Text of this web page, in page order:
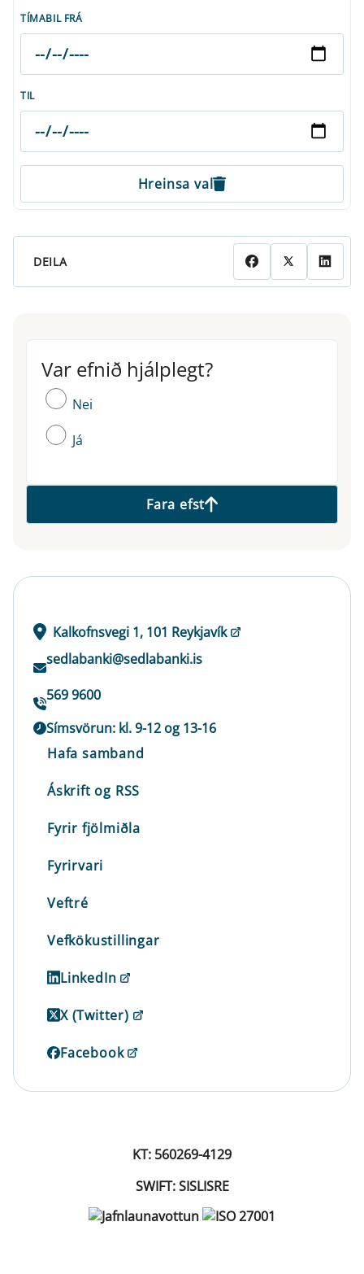
TÍMABIL FRÁ
TIL
Hreinsa val
DEILA
Var efnið hjálplegt?
Var efnið hjálplegt?
Nei
Já
Fara efst
Kalkofnsvegi 1, 101 Reykjavík
sedlabanki@sedlabanki.is
569 9600
Símsvörun: kl. 9-12 og 13-16
Hafa samband
Áskrift og RSS
Fyrir fjölmiðla
Fyrirvari
Veftré
Vefkökustillingar
LinkedIn
X (Twitter)
Facebook
KT: 560269-4129
SWIFT: SISLISRE